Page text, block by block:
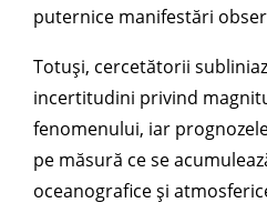
puternice manifestări
Totuși, cercetătorii
incertitudini privind
fenomenului, iar
pe măsură ce se
oceanografice și